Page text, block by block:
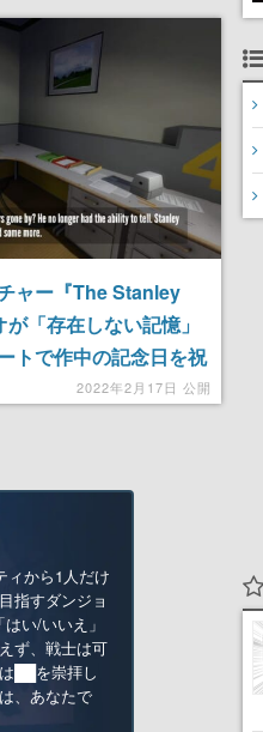
ャー『The Stanley
「存在しない記憶」
トで作中の記念日を祝
て揺れるタイムライン
2022年2月17日 公開
ィから1人だけ
指すダンジョ
い/いいえ」
ず、戦士は可
██を崇拝し
、あなたで